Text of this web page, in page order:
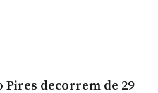
Pires decorrem de 29